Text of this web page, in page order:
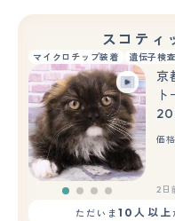
スコティ
マイクロチップ装着 遺伝子検
京
価
2日
ただいま10人以上